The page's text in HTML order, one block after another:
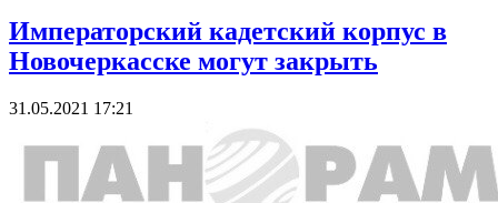
Императорский кадетский корпус в
Новочеркасске могут закрыть
31.05.2021 17:21